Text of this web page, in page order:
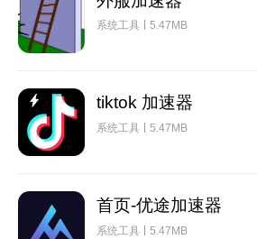
系统工具 5.47MB
tiktok 加速器
系统工具 5.47MB
首页-优途加速器
系统工具 5.47MB